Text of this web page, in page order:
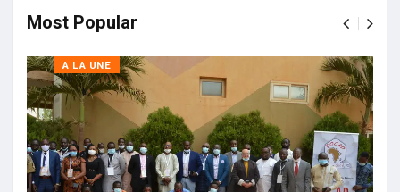
Most Popular
A LA UNE